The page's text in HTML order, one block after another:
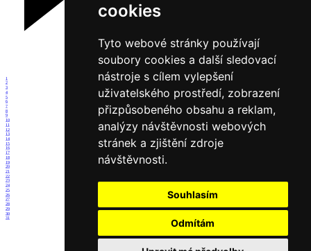
cookies
Tyto webové stránky používají
soubory cookies a další sledovací
nástroje s cílem vylepšení
uživatelského prostředí, zobrazení
přizpůsobeného obsahu a reklam,
analýzy návštěvnosti webových
stránek a zjištění zdroje
návštěvnosti.
Souhlasím
Odmítám
1
2
3
4
5
6
7
8
9
10
11
12
13
14
15
16
17
18
19
20
21
22
23
24
25
26
27
28
29
30
31